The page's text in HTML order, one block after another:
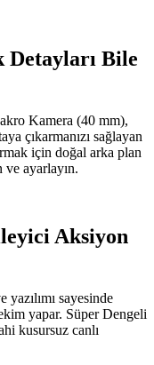
Bile
Kamera (40 mm),
çıkarmanızı sağlayan
için doğal arka plan
ve ayarlayın.
Aksiyon
sayesinde
yapar. Süper Dengeli
kusursuz canlı